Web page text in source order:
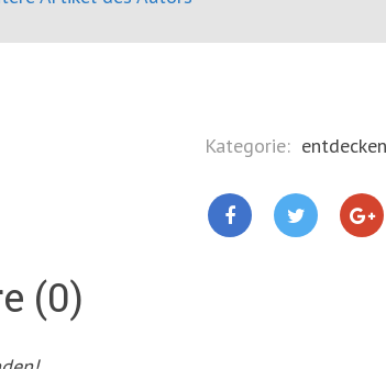
Kategorie: entdecken
(0)